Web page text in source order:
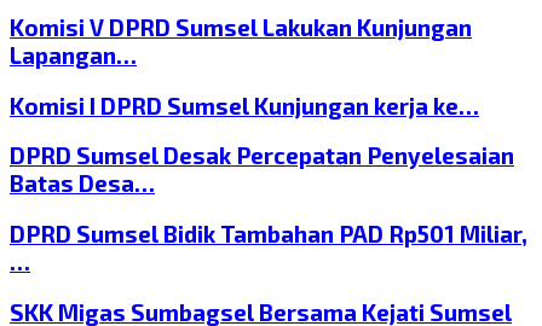
Komisi V DPRD Sumsel Lakukan Kunjungan
Lapangan…
Komisi I DPRD Sumsel Kunjungan kerja ke…
DPRD Sumsel Desak Percepatan Penyelesaian
Batas Desa…
DPRD Sumsel Bidik Tambahan PAD Rp501 Miliar,
…
SKK Migas Sumbagsel Bersama Kejati Sumsel